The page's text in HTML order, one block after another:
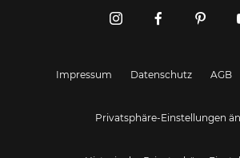
Impressum Datenschutz AGB
Privatsphäre-Einstellungen